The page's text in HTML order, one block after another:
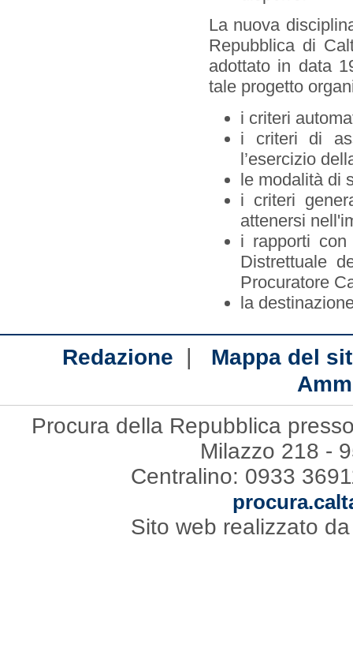
La nuova
Repubblica di
adottato in data
tale progetto
i criteri
i criteri di
l’esercizio
le modalità di
i criteri
attenersi
i rapporti
Distrettuale
Procuratore
la
Redazione | Mappa del
Procura della Repubblica
Milazzo 218 -
Centralino: 0933
Sito web realizzato